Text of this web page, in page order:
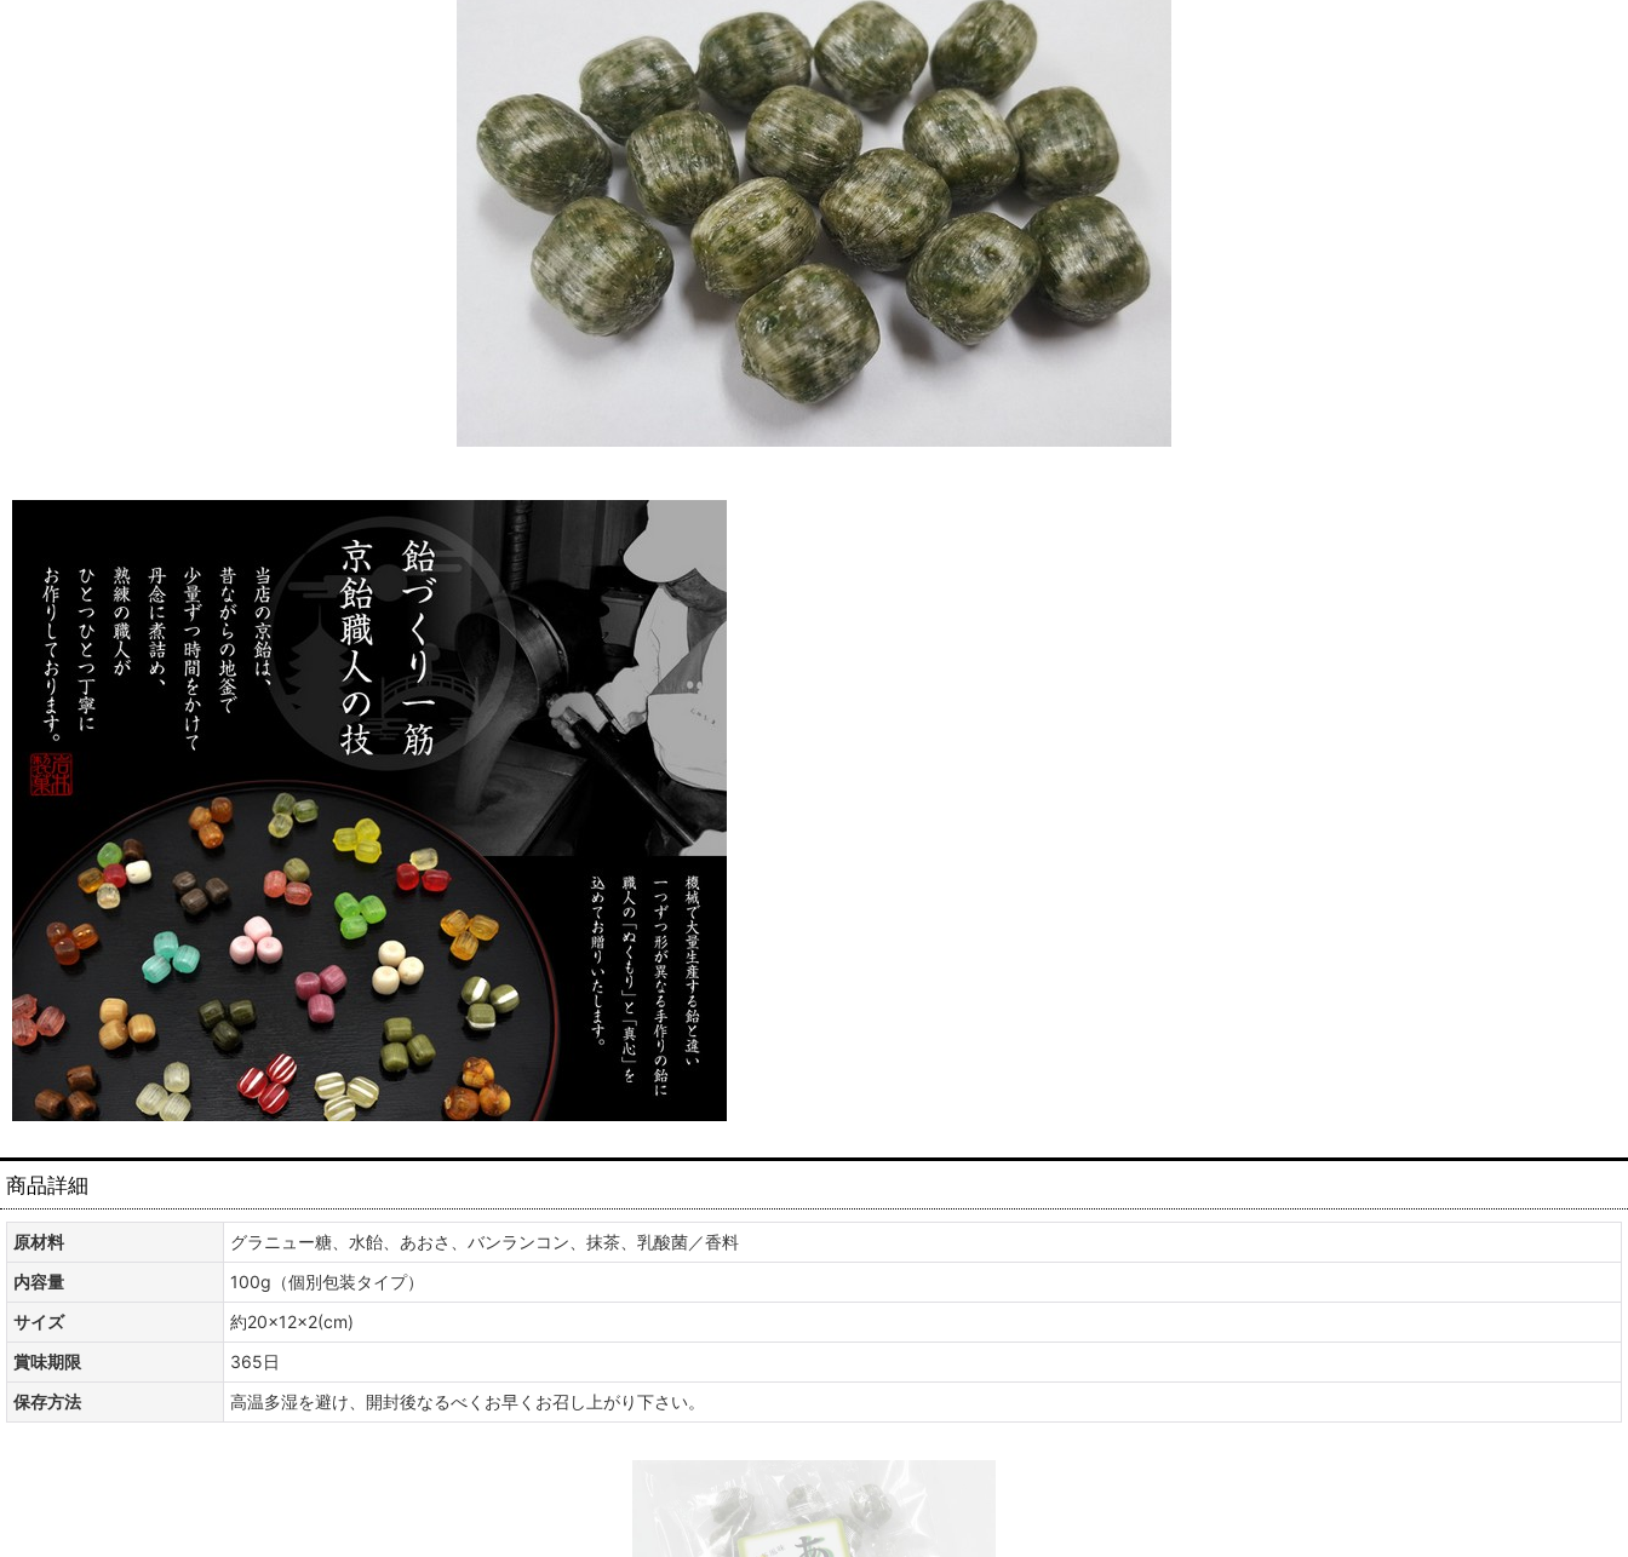
商品詳細
原材料
グラニュー糖、水飴、あおさ、バンランコン、抹茶、乳酸菌／香料
内容量
100g（個別包装タイプ）
サイズ
約20×12×2(cm)
賞味期限
365日
保存方法
高温多湿を避け、開封後なるべくお早くお召し上がり下さい。